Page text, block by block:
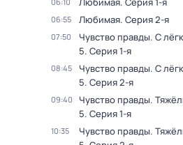
06:55 Любимая. Серия 2-я
07:50 Чувство правды. С
5. Серия 1-я
08:45 Чувство правды. С
5. Серия 2-я
09:40 Чувство правды.
5. Серия 1-я
10:35 Чувство правды.